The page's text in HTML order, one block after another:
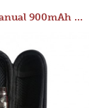
JAC 510 Manual 900mAh Starter Kit